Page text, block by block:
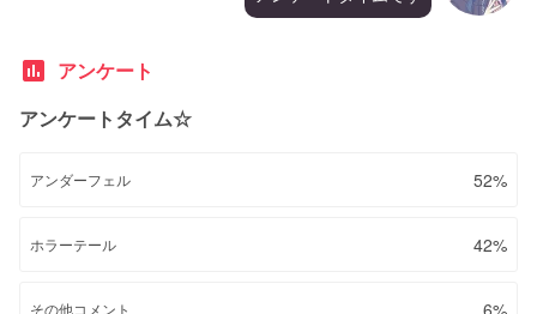
poll アンケート
アンケートタイム☆
アンダーフェル 52%
ホラーテール 42%
その他コメント 6%